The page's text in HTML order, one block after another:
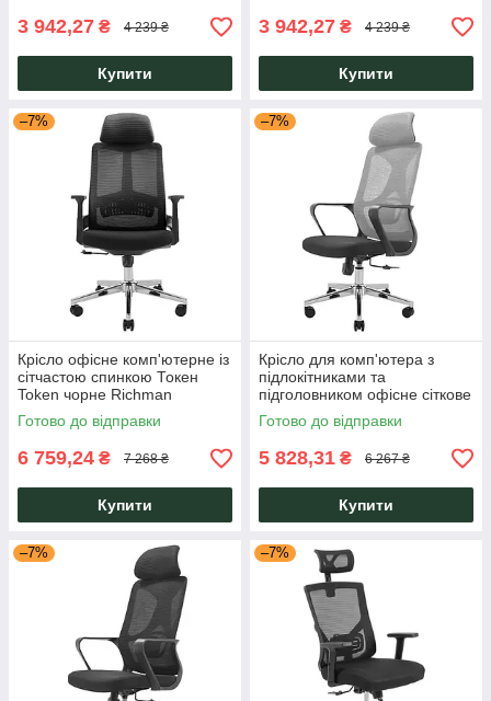
3 942,27 ₴ 4 239 ₴
Купити
3 942,27 ₴ 4 239 ₴
Купити
–7%
Крісло офісне комп'ютерне із
сітчастою спинкою Токен
Token чорне Richman
Готово до відправки
6 759,24 ₴ 7 268 ₴
Купити
–7%
Крісло для комп'ютера з
підлокітниками та
підголовником офісне сіткове
Монеро Monero сіре ТМ
Richman
Готово до відправки
5 828,31 ₴ 6 267 ₴
Купити
–7% –7%